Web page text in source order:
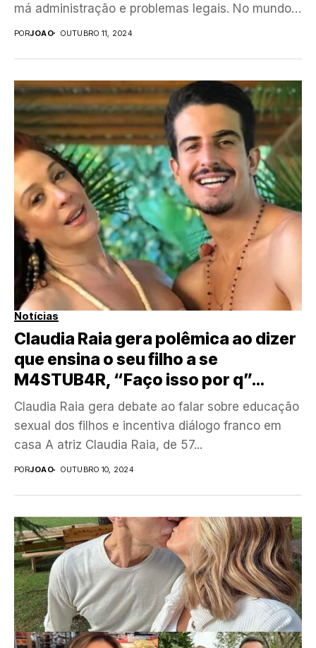
má administração e problemas legais. No mundo
das...
PORJOAO OUTUBRO 11, 2024
Notícias
Claudia Raia gera polêmica ao dizer
que ensina o seu filho a se
M4STUB4R, “Faço isso por q”…
Claudia Raia gera debate ao falar sobre educação
sexual dos filhos e incentiva diálogo franco em
casa A atriz Claudia Raia, de 57...
PORJOAO OUTUBRO 10, 2024